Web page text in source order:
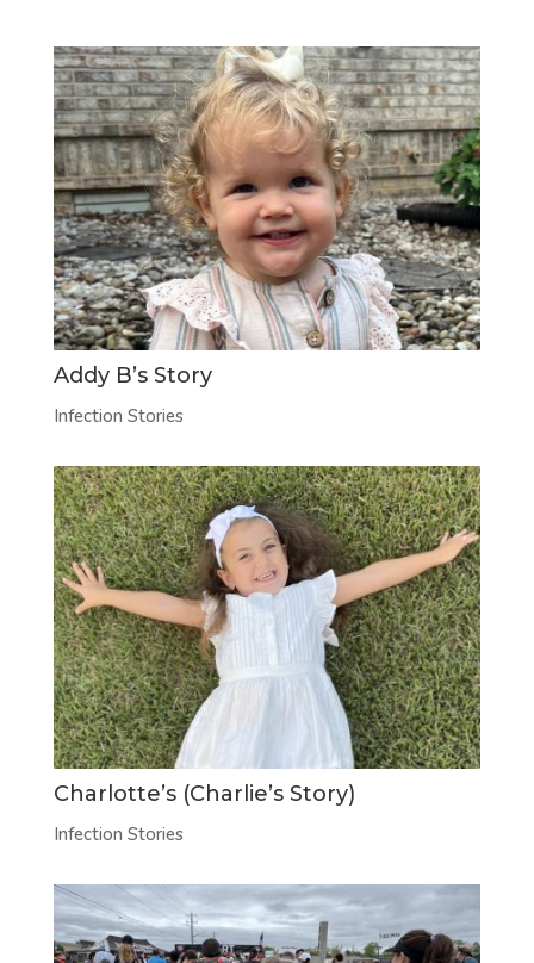
Addy B’s Story
Infection Stories
Charlotte’s (Charlie’s Story)
Infection Stories